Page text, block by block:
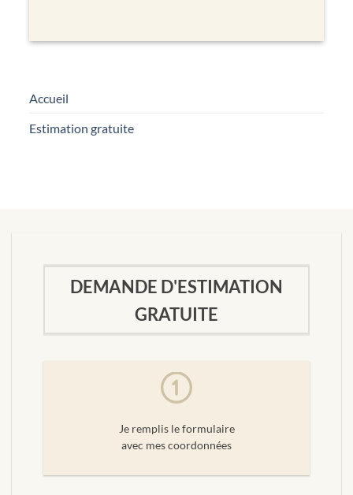
Accueil
Estimation gratuite
DEMANDE D'ESTIMATION
GRATUITE
Je remplis le formulaire
avec mes coordonnées